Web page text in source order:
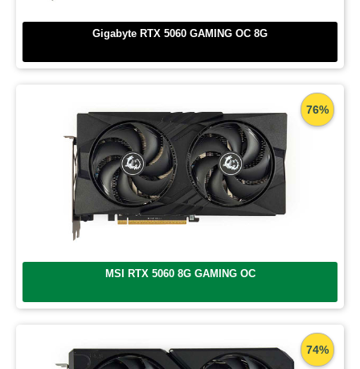
Gigabyte RTX 5060 GAMING OC 8G
MSI RTX 5060 8G GAMING OC
76%
74%